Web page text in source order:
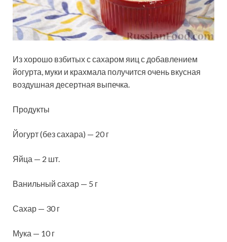
Из хорошо взбитых с сахаром яиц с добавлением
йогурта, муки и крахмала получится очень вкусная
воздушная десертная выпечка.
Продукты
Йогурт (без сахара) — 20 г
Яйца — 2 шт.
Ванильный сахар — 5 г
Сахар — 30 г
Мука — 10 г